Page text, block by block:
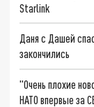
Starlink
Даня с Дашей
закончились
"Очень плохие
НАТО впервые за